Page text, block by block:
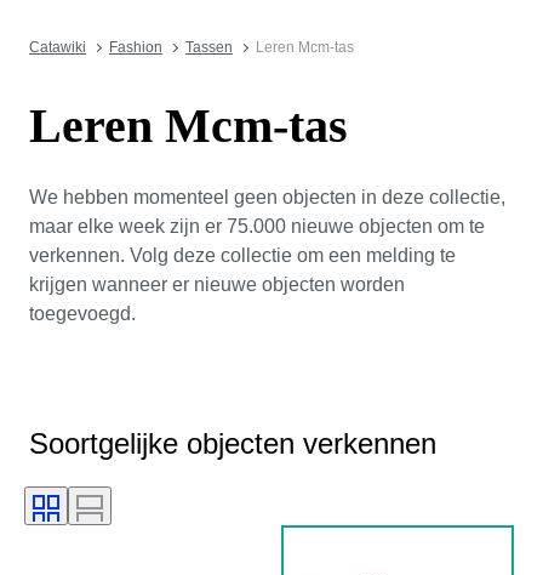
Catawiki Fashion Tassen Leren Mcm-tas
Leren Mcm-tas
We hebben momenteel geen objecten in deze collectie,
maar elke week zijn er 75.000 nieuwe objecten om te
verkennen. Volg deze collectie om een melding te
krijgen wanneer er nieuwe objecten worden
toegevoegd.
Soortgelijke objecten verkennen